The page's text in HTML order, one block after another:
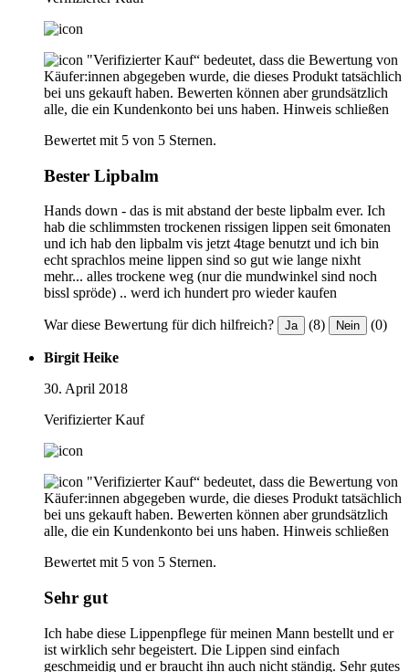
"Verifizierter Kauf“ bedeutet, dass die Bewertung von
Käufer:innen abgegeben wurde, die dieses Produkt tatsächlich
bei uns gekauft haben. Bewerten können aber grundsätzlich
alle, die ein Kundenkonto bei uns haben. Hinweis schließen
Bewertet mit 5 von 5 Sternen.
Bester Lipbalm
Hands down - das is mit abstand der beste lipbalm ever. Ich
hab die schlimmsten trockenen rissigen lippen seit 6monaten
und ich hab den lipbalm vis jetzt 4tage benutzt und ich bin
echt sprachlos meine lippen sind so gut wie lange nixht
mehr... alles trockene weg (nur die mundwinkel sind noch
bissl spröde) .. werd ich hundert pro wieder kaufen
War diese Bewertung für dich hilfreich? Ja (8) Nein (0)
Birgit Heike
30. April 2018
Verifizierter Kauf
"Verifizierter Kauf“ bedeutet, dass die Bewertung von
Käufer:innen abgegeben wurde, die dieses Produkt tatsächlich
bei uns gekauft haben. Bewerten können aber grundsätzlich
alle, die ein Kundenkonto bei uns haben. Hinweis schließen
Bewertet mit 5 von 5 Sternen.
Sehr gut
Ich habe diese Lippenpflege für meinen Mann bestellt und er
ist wirklich sehr begeistert. Die Lippen sind einfach
geschmeidig und er braucht ihn auch nicht ständig. Sehr gutes